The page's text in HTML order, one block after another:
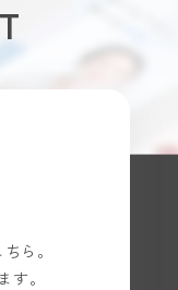
ら。
す。